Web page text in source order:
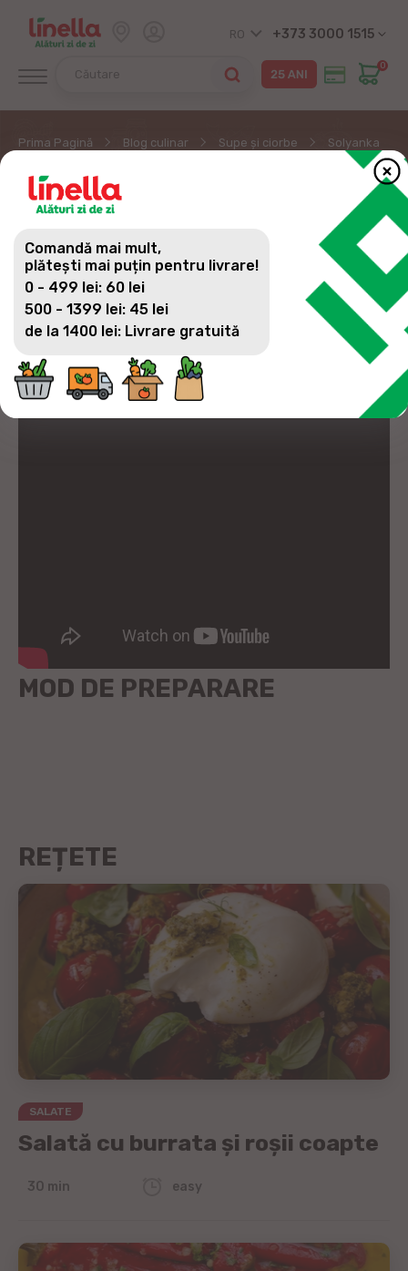
RO +373 3000 1515
0
Prima Pagină Blog culinar Supe și ciorbe Solyanka
SOLYANKA
MOD DE PREPARARE
REȚETE
SALATE
Salată cu burrata și roșii coapte
30 min easy
Comandă mai mult,
plătești mai puțin pentru livrare!
0 - 499 lei: 60 lei
500 - 1399 lei: 45 lei
de la 1400 lei: Livrare gratuită